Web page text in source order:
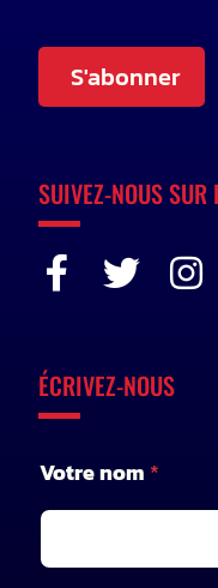
S'abonner
SUIVEZ-NOUS SUR
ÉCRIVEZ-NOUS
V
o
r
Votre nom *